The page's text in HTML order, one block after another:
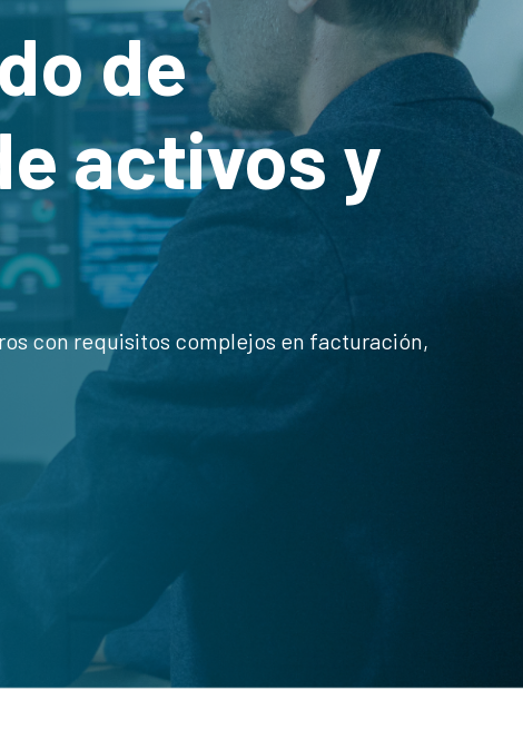
de
activos y
con requisitos complejos en facturación,